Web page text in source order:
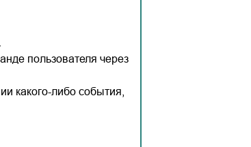
пользователя через
какого-либо события,